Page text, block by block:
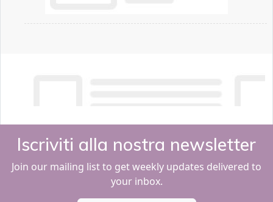
Iscriviti alla nostra newsletter
Join our mailing list to get weekly updates delivered to
your inbox.